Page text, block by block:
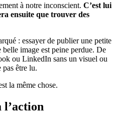
à notre inconscient. C’est lui
ensuite que trouver des
: essayer de publier une petite
image est peine perdue. De
ou LinkedIn sans un visuel ou
pas être lu.
la même chose.
l’action